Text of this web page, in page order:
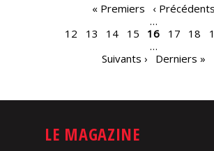
« Premiers
‹ Précédents
…
12
13 14 15 16 17 18
…
Suivants ›
Derniers »
LE MAGAZINE